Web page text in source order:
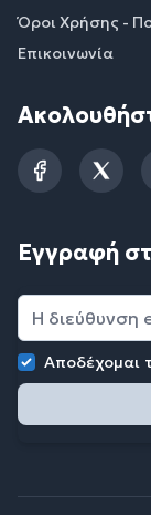
Όροι Χρήσης -
Επικοινωνία
Facebook
Εγγραφή
Αποδέχομαι